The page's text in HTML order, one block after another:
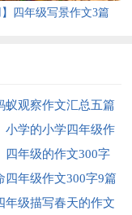
】四年级写景作文3篇
蚁观察作文汇总五篇
小学的小学四年级作
锦7篇
四年级的作文300字
四年级作文300字9篇
年级描写春天的作文